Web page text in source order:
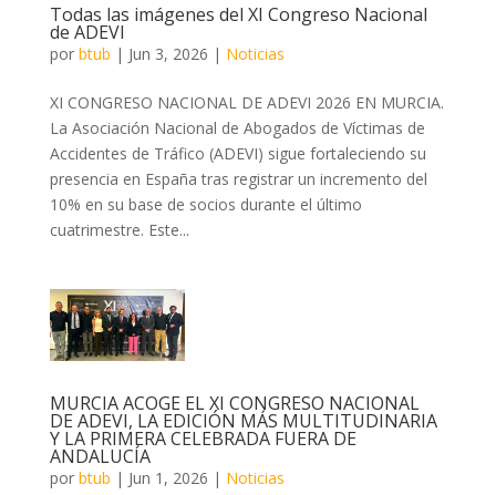
Todas las imágenes del XI Congreso Nacional
de ADEVI
por btub | Jun 3, 2026 | Noticias
XI CONGRESO NACIONAL DE ADEVI 2026 EN MURCIA.
La Asociación Nacional de Abogados de Víctimas de
Accidentes de Tráfico (ADEVI) sigue fortaleciendo su
presencia en España tras registrar un incremento del
10% en su base de socios durante el último
cuatrimestre. Este...
MURCIA ACOGE EL XI CONGRESO NACIONAL
DE ADEVI, LA EDICIÓN MÁS MULTITUDINARIA
Y LA PRIMERA CELEBRADA FUERA DE
ANDALUCÍA
por btub | Jun 1, 2026 | Noticias